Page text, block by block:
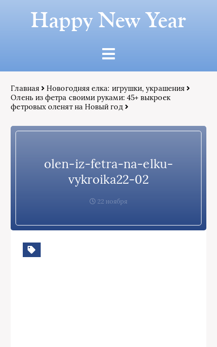
Happy New Year
Главная
Новогодняя елка: игрушки, украшения
Олень из фетра своими руками: 45+ выкроек
фетровых оленят на Новый год
olen-iz-fetra-na-elku-
vykroika22-02
22 ноября